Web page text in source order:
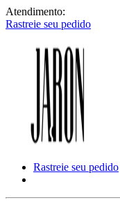
Atendimento:
Rastreie seu pedido
Rastreie seu pedido